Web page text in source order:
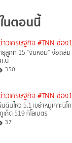
นตอนนี้
าวเศรษฐกิจ #TNN ช่อง
ยุลูกที่ 15 “จันหอม” จ่อถล่
.นี้
350
าวเศรษฐกิจ #TNN ช่อง
ดินไหว 5.1 เขย่าหมู่เกาะนิโ
เก็ต 519 กิโลเมตร
37